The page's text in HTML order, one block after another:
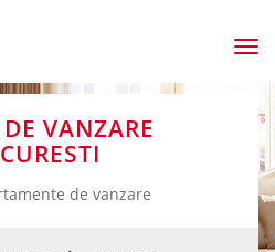
VANZARE
de vanzare